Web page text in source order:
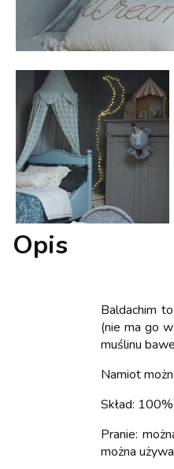
Opis
Baldachim
(nie ma go
muślinu
Namiot
Skład:
Pranie:
można